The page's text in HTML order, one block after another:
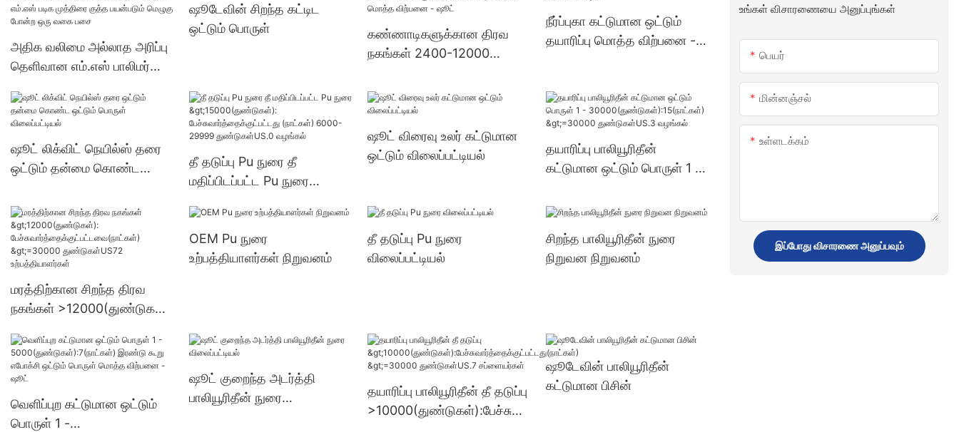
அதிக வலிமை அல்லாத அரிப்பு
தெளிவான எம்.எஸ் பாலிமர்
எம்.எஸ் படிக முத்திரை குத்த
பயன்படும் மெழுகு போன்ற ஒரு
வகை பசை
ஷூடேவின் சிறந்த கட்டிட
ஒட்டும் பொருள்
கண்ணாடிகளுக்கான திரவ
நகங்கள் 2400-12000
மொத்த விற்பனை - ஷூட்
நீர்ப்புகா கட்டுமான ஒட்டும்
தயாரிப்பு மொத்த விற்பனை -
ஷூட் லிக்விட் நெயில்ஸ் தரை
ஒட்டும் தன்மை கொண்ட
தீ தடுப்பு Pu நுரை தீ
மதிப்பிடப்பட்ட Pu நுரை
பேச்சுவார்த்தைக்குட்பட்டது
(நாட்கள்) 6000-29999
துண்டுகள்US.0 வழங்கல்
ஷூட் விரைவு உலர் கட்டுமான
ஒட்டும் விலைப்பட்டியல்
தயாரிப்பு பாலியூரிதீன்
கட்டுமான ஒட்டும் பொருள் 1 -
ள்) >=30000
மரத்திற்கான சிறந்த திரவ
நகங்கள் >12000(துண்டுகள்):
நாட்கள்) >=30000
துண்டுகள்US72
உற்பத்தியாளர்கள்
OEM Pu நுரை
உற்பத்தியாளர்கள் நிறுவனம்
தீ தடுப்பு Pu நுரை
விலைப்பட்டியல்
சிறந்த பாலியூரிதீன் நுரை
நிறுவன நிறுவனம்
வெளிப்புற கட்டுமான ஒட்டும்
பொருள் 1 -
ஷூட் குறைந்த அடர்த்தி
பாலியூரிதீன் நுரை
தயாரிப்பு பாலியூரிதீன் தீ தடுப்பு
>10000(துண்டுகள்):பேச்சுவா
ஷூடேவின் பாலியூரிதீன்
கட்டுமான பிசின்
உங்கள் விசாரணையை அனுப்புங்கள்
பெயர்
மின்னஞ்சல்
உள்ளடக்கம்
இப்போது விசாரணை அனுப்பவும்